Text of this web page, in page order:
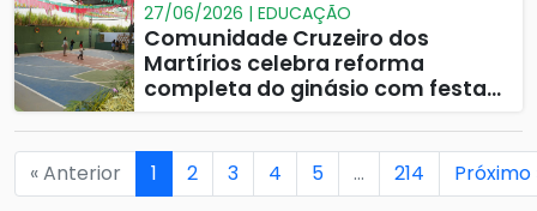
27/06/2026 | EDUCAÇÃO
Comunidade Cruzeiro dos
Martírios celebra reforma
completa do ginásio com festa
« Anterior 1 2 3 4 5 … 214 Próximo